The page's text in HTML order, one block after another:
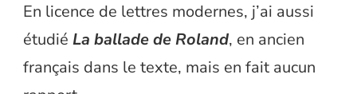
En licence de lettres modernes, j’ai aussi
étudié La ballade de Roland, en ancien
français dans le texte, mais en fait aucun